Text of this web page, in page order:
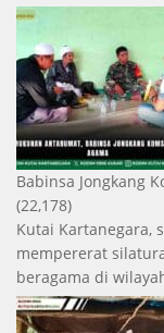
Babinsa Jongkang
(22,178)
Kutai Kartanegara,
mempererat
beragama di